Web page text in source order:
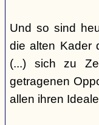
Und so sind
die alten Kader
(...) sich zu
getragenen
allen ihren